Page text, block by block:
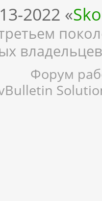
2022 «
Форум